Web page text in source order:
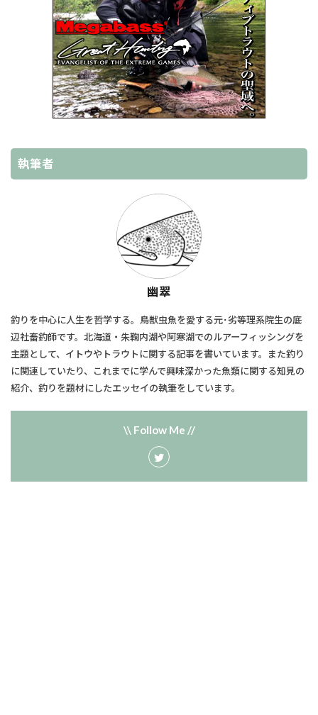
執筆者
幽翠
釣りを中心に人生を哲学する。鳥獣虫魚を愛する元･劣等理系院生の底
辺社畜釣師です。北海道・朱鞠内湖や阿寒湖でのルアーフィッシングを
主題として、​イトウやトラウトに関する記事を書いています。また釣り
に関連していたり、​これまでに学んで興味深かった魚類に関する知見の
紹介、釣りを題材にしたエッセイの執筆をしています。
\\ Follow Me //